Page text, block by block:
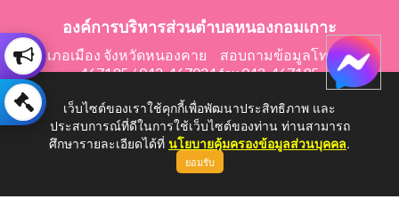
องค์การบริหารส่วนตำบลหนองกอมเกาะ
อำเภอเมือง จังหวัดหนองคาย สอบถามข้อมูลโทร 042-
467195 / 042-467024 fax 042-467195
E-Mail: saraban@nongkomkor.go.th
เว็บไซต์ของเราใช้คุกกี้เพื่อพัฒนาประสิทธิภาพ และ
ประสบการณ์ที่ดีในการใช้เว็บไซต์ของท่าน ท่านสามารถ
ศึกษารายละเอียดได้ที่ นโยบายคุ้มครองข้อมูลส่วนบุคคล.
ยอมรับ